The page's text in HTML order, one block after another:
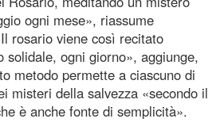
ogni mese», riassume
rosario viene così recitato
solidale, ogni giorno», aggiunge,
metodo permette a ciascuno di
misteri della salvezza «secondo il
è anche fonte di semplicità».